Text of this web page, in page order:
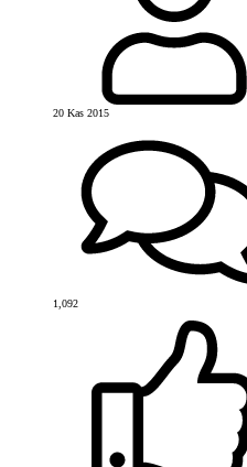
20 Kas 2015
1,092